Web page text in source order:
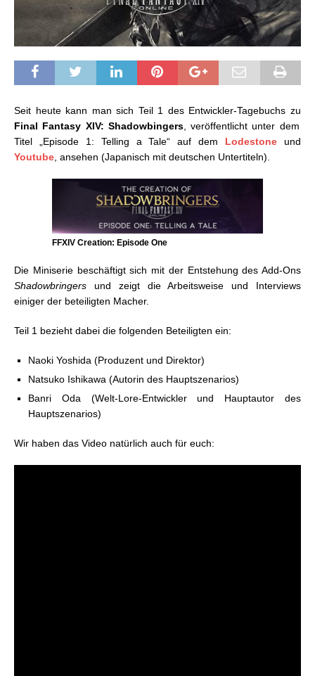
Seit heute kann man sich Teil 1 des Entwickler-Tagebuchs zu
Final Fantasy XIV: Shadowbingers, veröffentlicht unter dem
Titel „Episode 1: Telling a Tale“ auf dem Lodestone und
Youtube , ansehen (Japanisch mit deutschen Untertiteln).
FFXIV Creation: Episode One
Die Miniserie beschäftigt sich mit der Entstehung des Add-Ons
Shadowbringers und zeigt die Arbeitsweise und Interviews
einiger der beteiligten Macher.
Teil 1 bezieht dabei die folgenden Beteiligten ein:
Naoki Yoshida (Produzent und Direktor)
Natsuko Ishikawa (Autorin des Hauptszenarios)
Banri Oda (Welt-Lore-Entwickler und Hauptautor des
Hauptszenarios)
Wir haben das Video natürlich auch für euch: